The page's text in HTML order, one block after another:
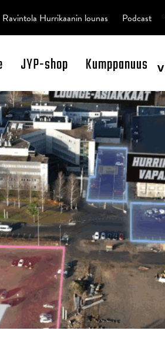
JYP-shop Kumppanuus ^
Ravintola Hurrikaanin lounas Podcast